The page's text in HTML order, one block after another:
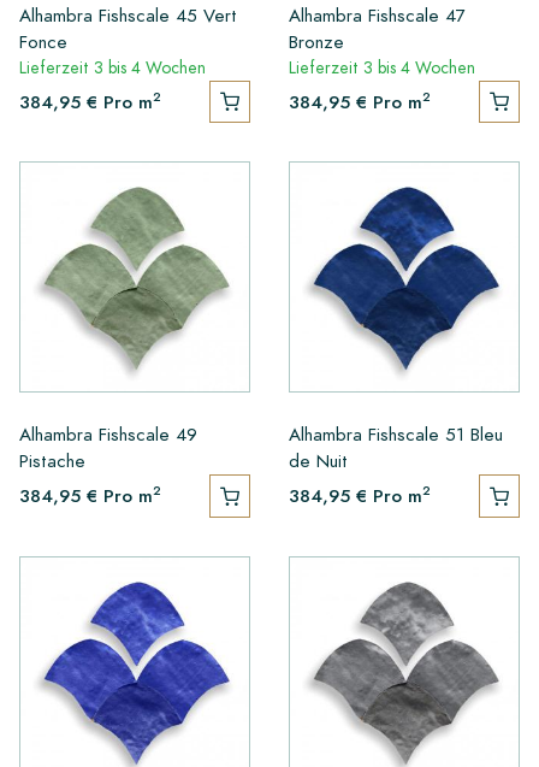
Alhambra Fishscale 45 Vert
Fonce
Lieferzeit 3 bis 4 Wochen
384,95 € Pro m2
Alhambra Fishscale 47
Bronze
Lieferzeit 3 bis 4 Wochen
384,95 € Pro m2
Alhambra Fishscale 49
Pistache
384,95 € Pro m2
Alhambra Fishscale 51 Bleu
de Nuit
384,95 € Pro m2